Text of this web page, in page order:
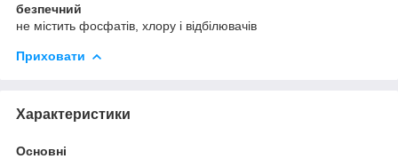
безпечний
не містить фосфатів, хлору і відбілювачів
Приховати
Характеристики
Основні